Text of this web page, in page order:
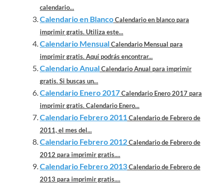
calendario...
Calendario en BlancoCalendario en blanco para
imprimir gratis. Utiliza este...
Calendario MensualCalendario Mensual para
imprimir gratis. Aquí podrás encontrar...
Calendario AnualCalendario Anual para imprimir
gratis. Si buscas un...
Calendario Enero 2017Calendario Enero 2017 para
imprimir gratis. Calendario Enero...
Calendario Febrero 2011Calendario de Febrero de
2011, el mes del...
Calendario Febrero 2012Calendario de Febrero de
2012 para imprimir gratis....
Calendario Febrero 2013Calendario de Febrero de
2013 para imprimir gratis....